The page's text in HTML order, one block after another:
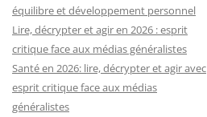
équilibre et développement personnel
Lire, décrypter et agir en 2026 : esprit
critique face aux médias généralistes
Santé en 2026: lire, décrypter et agir avec
esprit critique face aux médias
généralistes